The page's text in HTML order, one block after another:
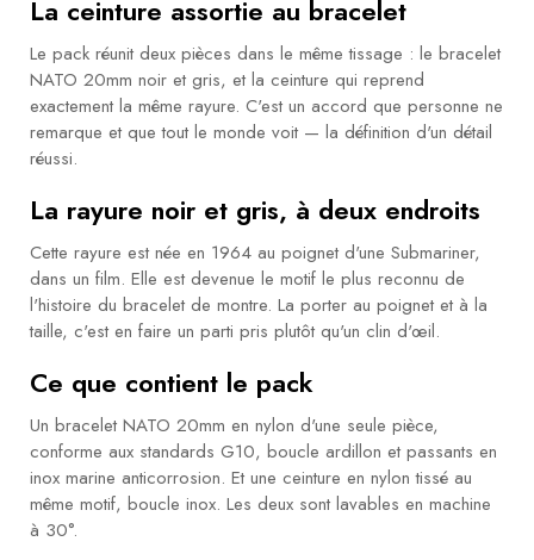
La ceinture assortie au bracelet
Le pack réunit deux pièces dans le même tissage : le bracelet
NATO 20mm noir et gris, et la ceinture qui reprend
exactement la même rayure. C'est un accord que personne ne
remarque et que tout le monde voit — la définition d'un détail
réussi.
La rayure noir et gris, à deux endroits
Cette rayure est née en 1964 au poignet d'une Submariner,
dans un film. Elle est devenue le motif le plus reconnu de
l'histoire du bracelet de montre. La porter au poignet et à la
taille, c'est en faire un parti pris plutôt qu'un clin d'œil.
Ce que contient le pack
Un bracelet NATO 20mm en nylon d'une seule pièce,
conforme aux standards G10, boucle ardillon et passants en
inox marine anticorrosion. Et une ceinture en nylon tissé au
même motif, boucle inox. Les deux sont lavables en machine
à 30°.